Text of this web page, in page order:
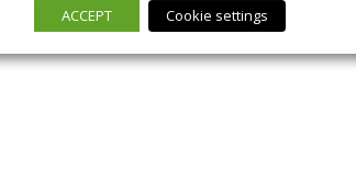
ACCEPT
Cookie settings